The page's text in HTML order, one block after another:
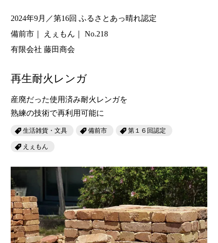
2024年9月／第16回 ふるさとあっ晴れ認定
備前市
えぇもん
No.218
有限会社 藤田商会
再生耐火レンガ
産廃だった使用済み耐火レンガを
熟練の技術で再利用可能に
生活雑貨・文具 備前市 第１６回認定
えぇもん